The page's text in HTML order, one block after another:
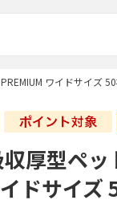
ワイドサイズ
厚型ペッ
ドサイズ